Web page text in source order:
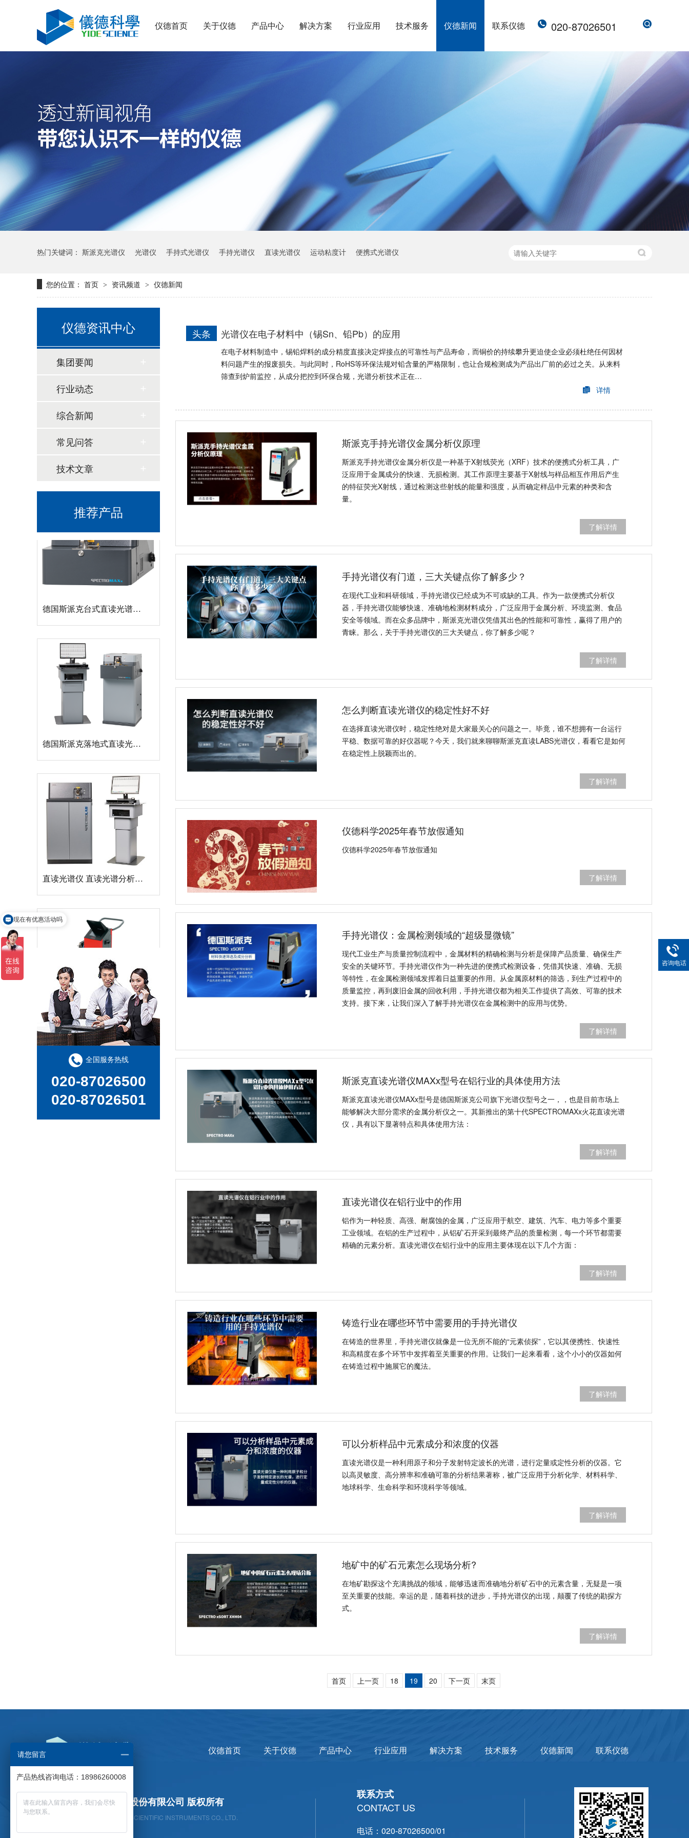
仪德首页 关于仪德 产品中心 解决方案 行业应用 技术服务 仪德新闻 联系仪德 020-87026501
热门关键词： 斯派克光谱仪 光谱仪 手持式光谱仪 手持光谱仪 直读光谱仪 运动粘度计 便携式光谱仪
您的位置： 首页 > 资讯频道 > 仪德新闻
光谱仪在电子材料中（锡Sn、铅Pb）的应用
头条
在电子材料制造中，锡铅焊料的成分精度直接决定焊接点的可靠性与产品寿命，而铜价的持续攀升更迫使企业必须杜绝任何因材
料问题产生的报废损失。与此同时，RoHS等环保法规对铅含量的严格限制，也让合规检测成为产品出厂前的必过之关。从来料
筛查到炉前监控，从成分把控到环保合规，光谱分析技术正在…
详情
斯派克手持光谱仪金属分析仪原理
斯派克手持光谱仪金属分析仪是一种基于X射线荧光（XRF）技术的便携式分析工具，广
泛应用于金属成分的快速、无损检测。其工作原理主要基于X射线与样品相互作用后产生
的特征荧光X射线，通过检测这些射线的能量和强度，从而确定样品中元素的种类和含
量。
了解详情
手持光谱仪有门道，三大关键点你了解多少？
在现代工业和科研领域，手持光谱仪已经成为不可或缺的工具。作为一款便携式分析仪
器，手持光谱仪能够快速、准确地检测材料成分，广泛应用于金属分析、环境监测、食品
安全等领域。而在众多品牌中，斯派克光谱仪凭借其出色的性能和可靠性，赢得了用户的
青睐。那么，关于手持光谱仪的三大关键点，你了解多少呢？
了解详情
怎么判断直读光谱仪的稳定性好不好
在选择直读光谱仪时，稳定性绝对是大家最关心的问题之一。毕竟，谁不想拥有一台运行
平稳、数据可靠的好仪器呢？今天，我们就来聊聊斯派克直读LABS光谱仪，看看它是如何
在稳定性上脱颖而出的。
了解详情
仪德科学2025年春节放假通知
仪德科学2025年春节放假通知
了解详情
手持光谱仪：金属检测领域的“超级显微镜”
现代工业生产与质量控制流程中，金属材料的精确检测与分析是保障产品质量、确保生产
安全的关键环节。手持光谱仪作为一种先进的便携式检测设备，凭借其快速、准确、无损
等特性，在金属检测领域发挥着日益重要的作用。从金属原材料的筛选，到生产过程中的
质量监控，再到废旧金属的回收利用，手持光谱仪都为相关工作提供了高效、可靠的技术
支持。接下来，让我们深入了解手持光谱仪在金属检测中的应用与优势。
了解详情
斯派克直读光谱仪MAXx型号在铝行业的具体使用方法
斯派克直读光谱仪MAXx型号是德国斯派克公司旗下光谱仪型号之一，，也是目前市场上
能够解决大部分需求的金属分析仪之一。其新推出的第十代SPECTROMAXx火花直读光谱
仪，具有以下显著特点和具体使用方法：
了解详情
直读光谱仪在铝行业中的作用
铝作为一种轻质、高强、耐腐蚀的金属，广泛应用于航空、建筑、汽车、电力等多个重要
工业领域。在铝的生产过程中，从铝矿石开采到最终产品的质量检测，每一个环节都需要
精确的元素分析。直读光谱仪在铝行业中的应用主要体现在以下几个方面：
了解详情
铸造行业在哪些环节中需要用的手持光谱仪
在铸造的世界里，手持光谱仪就像是一位无所不能的“元素侦探”，它以其便携性、快速性
和高精度在多个环节中发挥着至关重要的作用。让我们一起来看看，这个小小的仪器如何
在铸造过程中施展它的魔法。
了解详情
可以分析样品中元素成分和浓度的仪器
直读光谱仪是一种利用原子和分子发射特定波长的光谱，进行定量或定性分析的仪器。它
以高灵敏度、高分辨率和准确可靠的分析结果著称，被广泛应用于分析化学、材料科学、
地球科学、生命科学和环境科学等领域。
了解详情
地矿中的矿石元素怎么现场分析?
在地矿勘探这个充满挑战的领域，能够迅速而准确地分析矿石中的元素含量，无疑是一项
至关重要的技能。幸运的是，随着科技的进步，手持光谱仪的出现，颠覆了传统的勘探方
式。
了解详情
首页 上一页 18 19 20 下一页 末页
仪德资讯中心
集团要闻
行业动态
综合新闻
常见问答
技术文章
推荐产品
日立CMI730多功能分析测量仪
直读光谱仪 直读光谱分析仪 LAB S
移动式火花直读光谱仪 PORT
新品速递 | 德国斯派克推出新一代 SPECTRO xSORT XHH04
全国服务热线
020-87026500
020-87026501
仪德首页 关于仪德 产品中心 行业应用 解决方案 技术服务 仪德新闻 联系仪德
广州仪德精密科学仪器股份有限公司 版权所有
GUANGZHOU YIDE PRECISION SCIENTIFIC INSTRUMENTS CO., LTD.
联系方式
CONTACT US
电话：020-87026500/01
咨询电话
现在有优惠活动吗
请您留言
产品热线咨询电话：18986260008